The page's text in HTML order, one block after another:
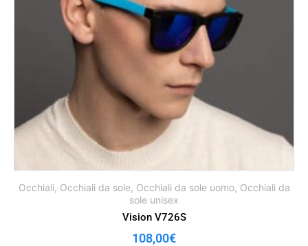
Occhiali, Occhiali da sole, Occhiali da sole uomo, Occhiali da
sole unisex
Vision V726S
108,00€